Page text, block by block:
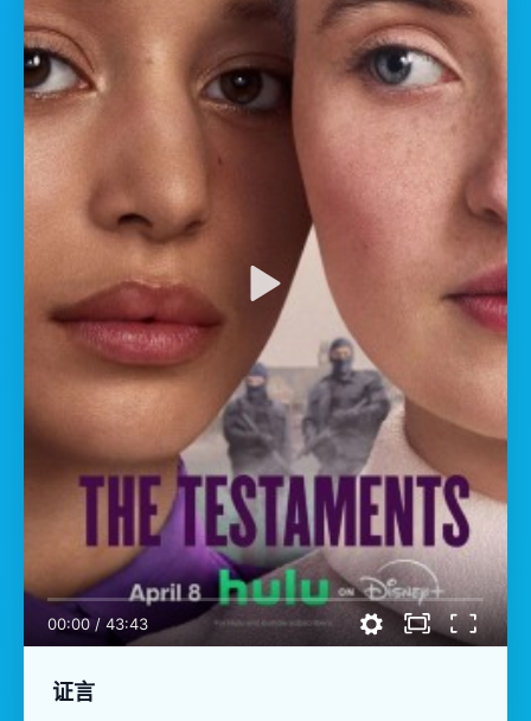
00:00 / 43:43
证言